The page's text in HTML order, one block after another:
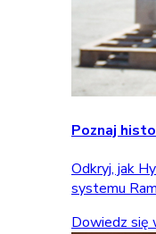
Poznaj
Odkryj, jak
systemu
Dowiedz się